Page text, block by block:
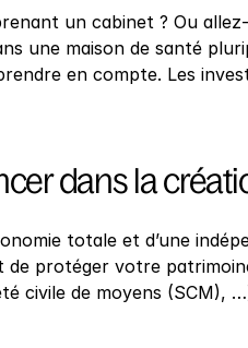
un cabinet ? Ou
une maison de santé
en compte. Les
dans la
totale et d’une
protéger votre
civile de moyens (SCM),